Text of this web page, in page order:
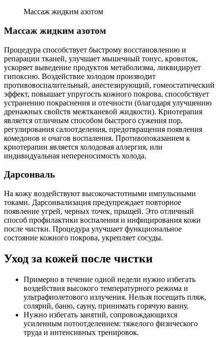
Массаж жидким азотом
Массаж жидким азотом
Процедура способствует быстрому восстановлению и
репарации тканей, улучшает мышечный тонус, кровоток,
ускоряет выведение продуктов метаболизма, ликвидирует
гипоксию. Воздействие холодом производит
противовоспалительный, анестезирующий, гомеостатический
эффект, повышает упругость кожного покрова, способствует
устранению покраснения и отечности (благодаря улучшению
дренажных свойств межтканевой жидкости). Криотерапия
является отличным способом быстрого сужения пор,
регулирования салоотделения, предотвращения появления
комедонов и очагов воспаления. Противопоказанием к
криотерапии является холодовая аллергия, или
индивидуальная непереносимость холода.
Дарсонваль
На кожу воздействуют высокочастотными импульсными
токами. Дарсонвализация предупреждает повторное
появление угрей, черных точек, прыщей. Это отличный
способ профилактики воспаления и инфицирования кожи
после чистки. Процедура улучшает функциональное
состояние кожного покрова, укрепляет сосуды.
Уход за кожей после чистки
Примерно в течение одной недели нужно избегать
воздействия высокого температурного режима и
ультрафиолетового излучения. Нельзя посещать пляж,
солярий, баню, сауну, принимать горячую ванну.
Нужно избегать занятий, сопровождающихся
усиленным потоотделением: тяжелого физического
труда и интенсивных тренировок.